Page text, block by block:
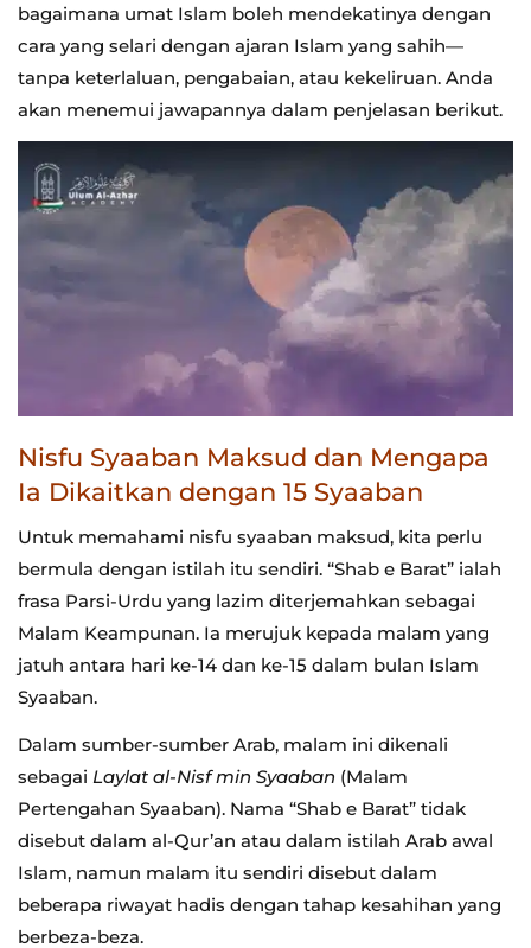
bagaimana umat Islam boleh mendekatinya dengan
cara yang selari dengan ajaran Islam yang sahih—
tanpa keterlaluan, pengabaian, atau kekeliruan. Anda
akan menemui jawapannya dalam penjelasan berikut.
Nisfu Syaaban Maksud dan Mengapa
Ia Dikaitkan dengan 15 Syaaban
Untuk memahami nisfu syaaban maksud, kita perlu
bermula dengan istilah itu sendiri. “Shab e Barat” ialah
frasa Parsi-Urdu yang lazim diterjemahkan sebagai
Malam Keampunan. Ia merujuk kepada malam yang
jatuh antara hari ke-14 dan ke-15 dalam bulan Islam
Syaaban.
Dalam sumber-sumber Arab, malam ini dikenali
sebagai Laylat al-Nisf min Syaaban (Malam
Pertengahan Syaaban). Nama “Shab e Barat” tidak
disebut dalam al-Qur’an atau dalam istilah Arab awal
Islam, namun malam itu sendiri disebut dalam
beberapa riwayat hadis dengan tahap kesahihan yang
berbeza-beza.